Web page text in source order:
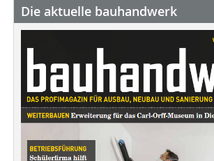
Die aktuelle bauhandwerk